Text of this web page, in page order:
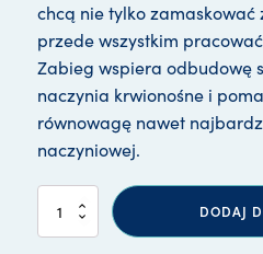
chcą nie tylko
przede wszystkim
Zabieg wspiera odbudowę
naczynia krwionośne i
równowagę nawet
naczyniowej.
DODAJ